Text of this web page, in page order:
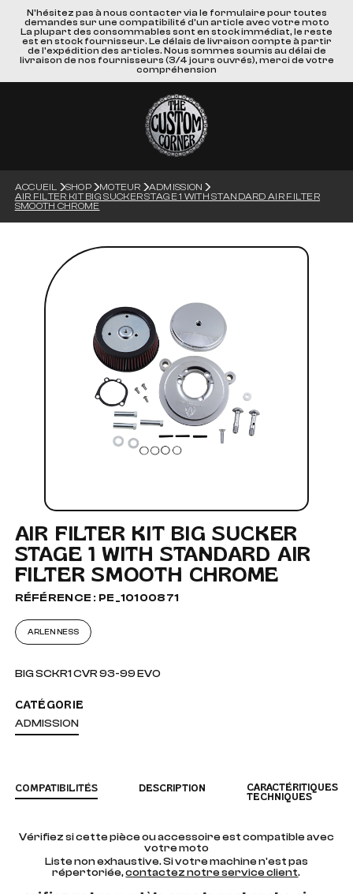
N'hésitez pas à nous contacter via le formulaire pour toutes
demandes sur une compatibilité d'un article avec votre moto
La plupart des consommables sont en stock immédiat, le reste
est en stock fournisseur. Le délais de livraison compte à partir
de l'expédition des articles. Nous sommes soumis au délai de
livraison de nos fournisseurs (3/4 jours ouvrés), merci de votre
compréhension
ACCUEIL SHOP MOTEUR
ADMISSION
AIR FILTER KIT BIG SUCKER STAGE 1 WITH STANDARD AIR FILTER
SMOOTH CHROME
AIR FILTER KIT BIG SUCKER
STAGE 1 WITH STANDARD AIR
FILTER SMOOTH CHROME
RÉFÉRENCE : PE_10100871
ARLEN NESS
BIG SCKR1 CVR 93-99 EVO
CATÉGORIE
ADMISSION
COMPATIBILITÉS DESCRIPTION
CARACTÉRITIQUES
TECHNIQUES
Vérifiez si cette pièce ou accessoire est compatible avec
votre moto
Liste non exhaustive. Si votre machine n'est pas
répertoriée,contactez notre service client.